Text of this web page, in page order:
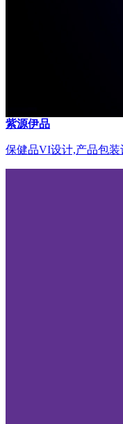
紫源伊品
保健品VI设计,产品包装